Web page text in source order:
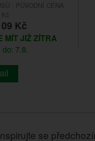
- PŮVODNÍ CENA
Kč
MÍT JIŽ ZÍTRA
7.8.
se